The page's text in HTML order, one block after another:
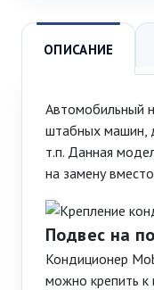
ОПИСАНИЕ
Автомобильный
штабных машин,
т.п. Данная
на замену
Подвес на
Кондиционер
можно крепить к